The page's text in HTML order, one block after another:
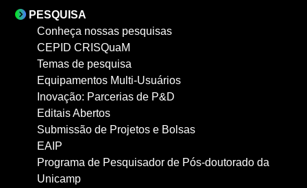
PESQUISA
Conheça nossas pesquisas
CEPID CRISQuaM
Temas de pesquisa
Equipamentos Multi-Usuários
Inovação: Parcerias de P&D
Editais Abertos
Submissão de Projetos e Bolsas
EAIP
Programa de Pesquisador de Pós-doutorado da
Unicamp